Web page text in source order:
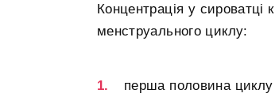
Концентрація у сироватці
менструального циклу:
перша половина